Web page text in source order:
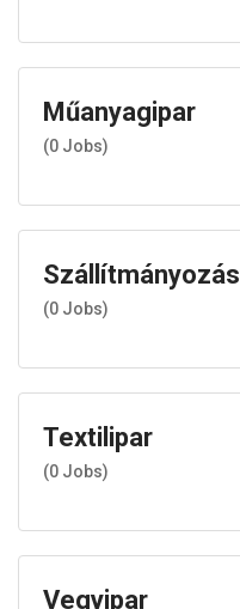
Műanyagipar
(0 Jobs)
Szállítmányozás
(0 Jobs)
Textilipar
(0 Jobs)
Vegyipar